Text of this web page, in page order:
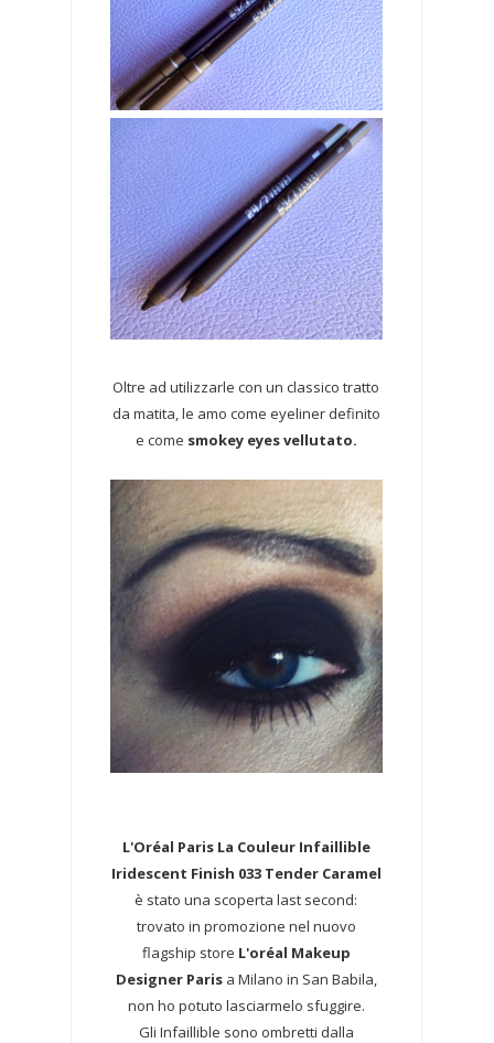
Oltre ad utilizzarle con un classico tratto
da matita, le amo come eyeliner definito
e come smokey eyes vellutato.
L'Oréal Paris La Couleur Infaillible
Iridescent Finish 033 Tender Caramel
è stato una scoperta last second:
trovato in promozione nel nuovo
flagship store L'oréal Makeup
Designer Parisa Milano in San Babila,
non ho potuto lasciarmelo sfuggire.
Gli Infaillible sono ombretti dalla